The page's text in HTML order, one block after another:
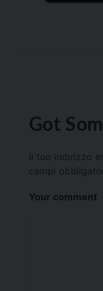
Got
Il tuo indirizzo
campi
Your comment